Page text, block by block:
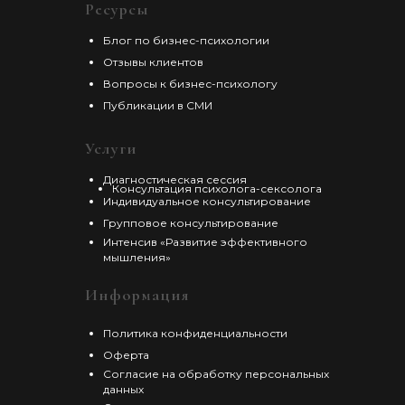
Информация
Политика конфиденциальности
Услуги
Диагностическая сессия
Консультация психолога-сексолога
Оферта
Согласие на обработку персональных
данных
Индивидуальное консультирование
Групповое консультирование
Ресурсы
Блог по бизнес-психологии
Отзывы клиентов
Вопросы к бизнес-психологу
Публикации в СМИ
Интенсив «Развитие эффективного
мышления»